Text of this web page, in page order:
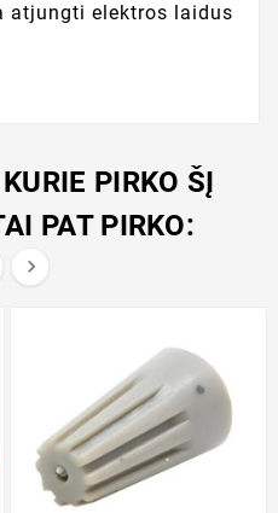
atjungti elektros laidus
PIRKO ŠĮ
PAT PIRKO:
